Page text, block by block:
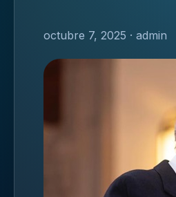
octubre 7, 2025 · admin